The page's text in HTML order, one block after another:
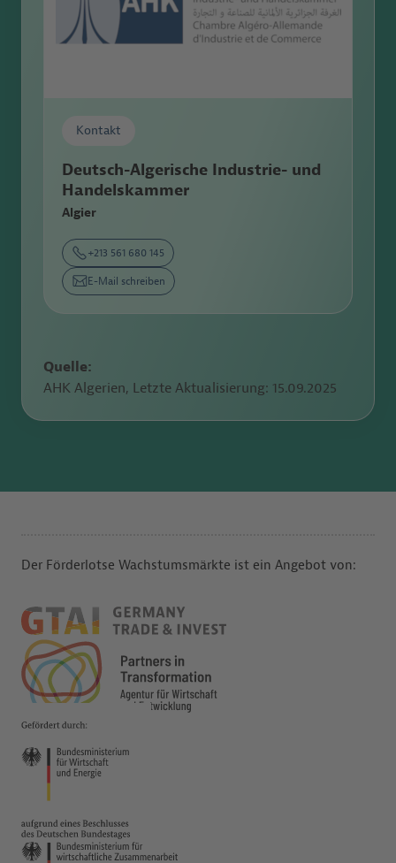
Kontakt
Deutsch-Algerische Industrie- und
Handels­kammer
Algier
+213 561 680 145
E-Mail schreiben
Quelle:
AHK Algerien, Letzte Aktualisierung: 15.09.2025
Der Förderlotse Wachstumsmärkte ist ein Angebot von: